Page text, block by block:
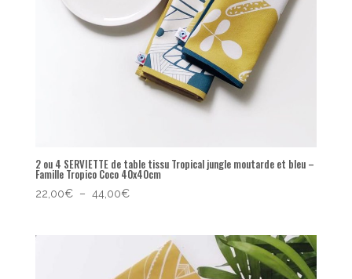
2 ou 4 SERVIETTE de table tissu Tropical jungle moutarde et bleu –
Famille Tropico Coco 40x40cm
22,00€ – 44,00€Plage
22,00€
à